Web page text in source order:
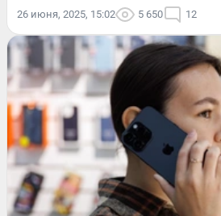
26 июня, 2025, 15:02 5 650 12